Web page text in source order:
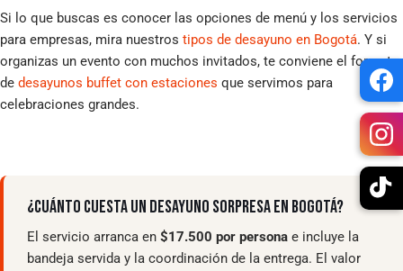
Si lo que buscas es conocer las opciones de menú y los servicios
para empresas, mira nuestros tipos de desayuno en Bogotá. Y si
organizas un evento con muchos invitados, te conviene el formato
de desayunos buffet con estaciones que servimos para
celebraciones grandes.
¿CUÁNTO CUESTA UN DESAYUNO SORPRESA EN BOGOTÁ?
El servicio arranca en $17.500 por persona e incluye la
bandeja servida y la coordinación de la entrega. El valor